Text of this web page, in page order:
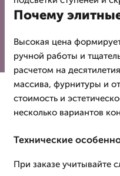
Почему
Высокая цена
ручной работы и
расчетом на
массива, фурнитуры и
стоимость и
несколько вариантов
Технические
При заказе учитывайте